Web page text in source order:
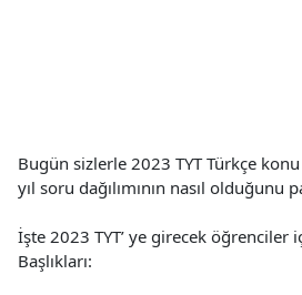
Bugün sizlerle 2023 TYT Türkçe konu
yıl soru dağılımının nasıl olduğunu
İşte 2023 TYT’ ye girecek öğrenciler
Başlıkları: